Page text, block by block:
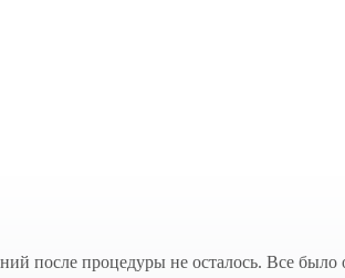
после процедуры не осталось. Все было